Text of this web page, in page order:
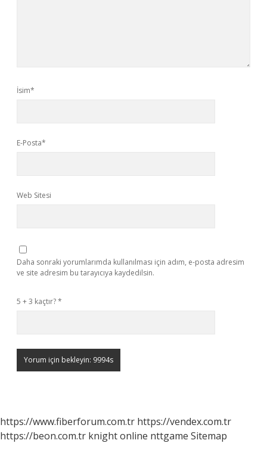
İsim*
E-Posta*
Web Sitesi
Daha sonraki yorumlarımda kullanılması için adım, e-posta adresim
ve site adresim bu tarayıcıya kaydedilsin.
5 + 3 kaçtır?*
https://www.fiberforum.com.tr https://vendex.com.tr
https://beon.com.tr knight online nttgame Sitemap